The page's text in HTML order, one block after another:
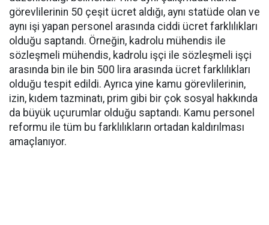
görevlilerinin 50 çeşit ücret aldığı, aynı statüde olan ve
aynı işi yapan personel arasında ciddi ücret farklılıkları
olduğu saptandı. Örneğin, kadrolu mühendis ile
sözleşmeli mühendis, kadrolu işçi ile sözleşmeli işçi
arasında bin ile bin 500 lira arasında ücret farklılıkları
olduğu tespit edildi. Ayrıca yine kamu görevlilerinin,
izin, kıdem tazminatı, prim gibi bir çok sosyal hakkında
da büyük uçurumlar olduğu saptandı. Kamu personel
reformu ile tüm bu farklılıkların ortadan kaldırılması
amaçlanıyor.